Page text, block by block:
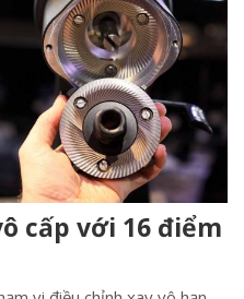
cấp với 16 điểm